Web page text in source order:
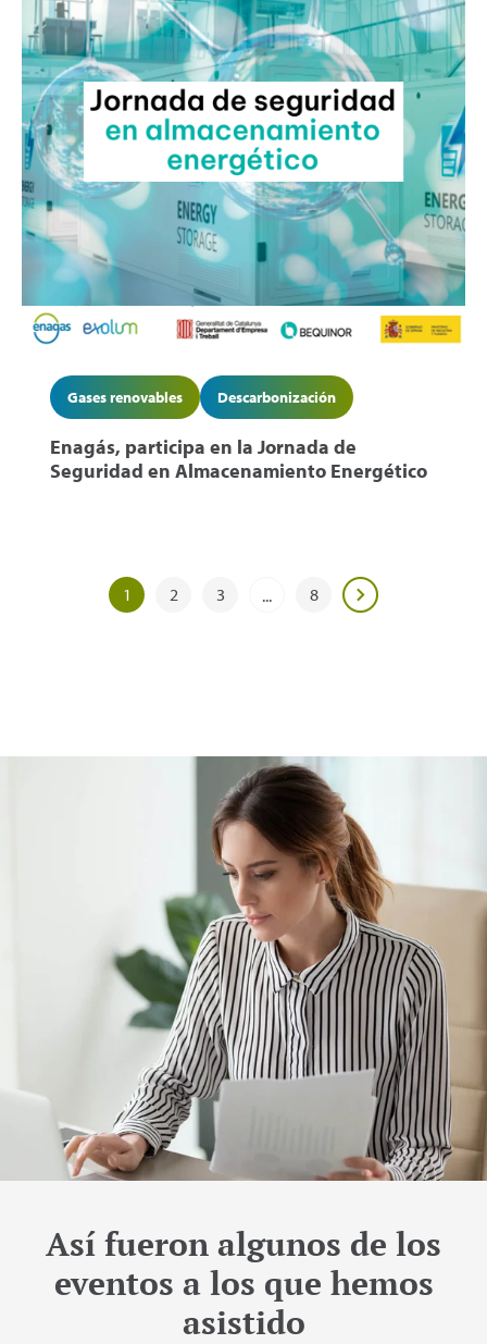
Gases renovables Descarbonización
Enagás, participa en la Jornada de
Seguridad en Almacenamiento Energético
1 2 3 ... 8
Así fueron algunos de los
eventos a los que hemos
asistido